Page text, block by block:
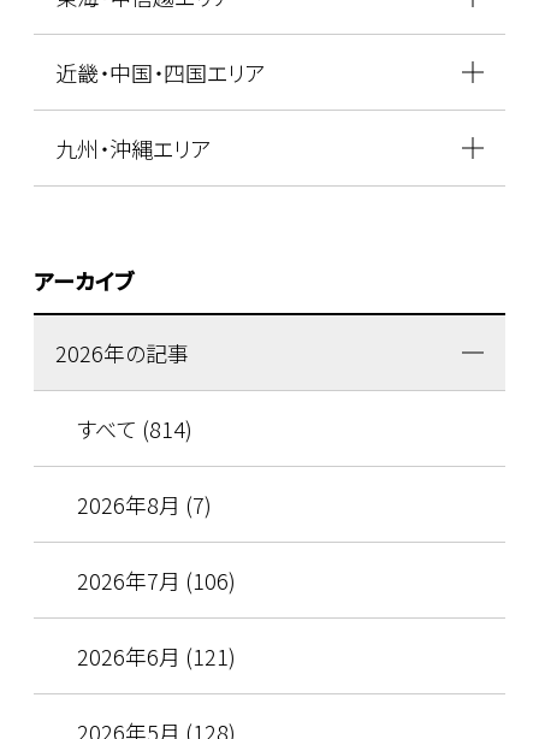
近畿・中国・四国エリア
九州・沖縄エリア
アーカイブ
2026年の記事
すべて (814)
2026年8月 (7)
2026年7月 (106)
2026年6月 (121)
2026年5月 (128)